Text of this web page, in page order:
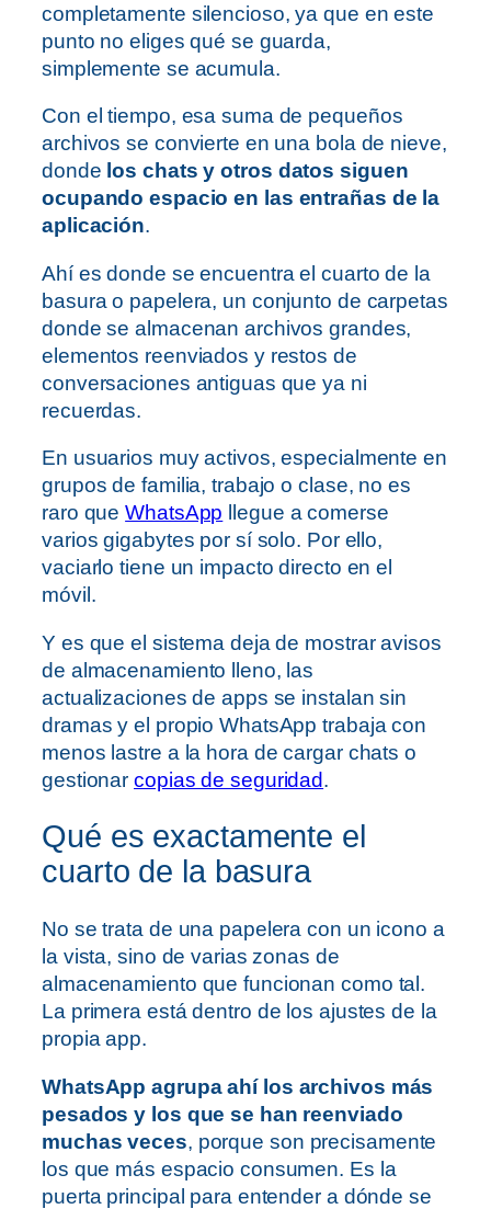
completamente silencioso, ya que en este
punto no eliges qué se guarda,
simplemente se acumula.
Con el tiempo, esa suma de pequeños
archivos se convierte en una bola de nieve,
donde los chats y otros datos siguen
ocupando espacio en las entrañas de la
aplicación.
Ahí es donde se encuentra el cuarto de la
basura o papelera, un conjunto de carpetas
donde se almacenan archivos grandes,
elementos reenviados y restos de
conversaciones antiguas que ya ni
recuerdas.
En usuarios muy activos, especialmente en
grupos de familia, trabajo o clase, no es
raro queWhatsApp llegue a comerse
varios gigabytes por sí solo. Por ello,
vaciarlo tiene un impacto directo en el
móvil.
Y es que el sistema deja de mostrar avisos
de almacenamiento lleno, las
actualizaciones de apps se instalan sin
dramas y el propio WhatsApp trabaja con
menos lastre a la hora de cargar chats o
gestionarcopias de seguridad.
Qué es exactamente el
cuarto de la basura
No se trata de una papelera con un icono a
la vista, sino de varias zonas de
almacenamiento que funcionan como tal.
La primera está dentro de los ajustes de la
propia app.
WhatsApp agrupa ahí los archivos más
pesados y los que se han reenviado
muchas veces, porque son precisamente
los que más espacio consumen. Es la
puerta principal para entender a dónde se